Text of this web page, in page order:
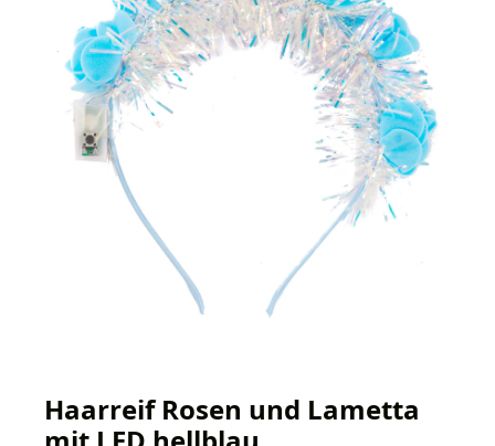
Haarreif Rosen und Lametta